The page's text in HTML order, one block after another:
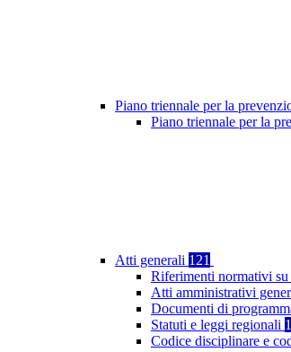
Piano triennale per la
Piano triennale per la
Atti generali 121
Riferimenti normativi
Atti amministrativi
Documenti di
Statuti e leggi regionali 1
Codice disciplinare e